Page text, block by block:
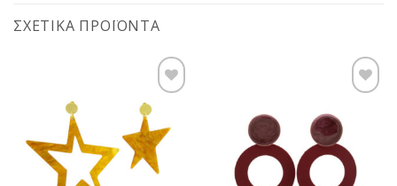
ΣΧΕΤΙΚΆ ΠΡΟΪΌΝΤΑ
Προσθήκη
στη
wishlist
Προσθήκη
στη
wishlist